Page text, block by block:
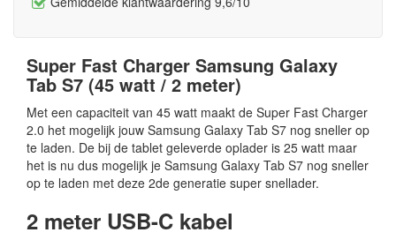
Super Fast Charger Samsung Galaxy
Tab S7 (45 watt / 2 meter)
Met een capaciteit van 45 watt maakt de Super Fast Charger
2.0 het mogelijk jouw Samsung Galaxy Tab S7 nog sneller op
te laden. De bij de tablet geleverde oplader is 25 watt maar
het is nu dus mogelijk je Samsung Galaxy Tab S7 nog sneller
op te laden met deze 2de generatie super snellader.
2 meter USB-C kabel